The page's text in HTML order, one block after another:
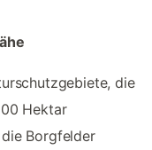
die
Hektar
Borgfelder